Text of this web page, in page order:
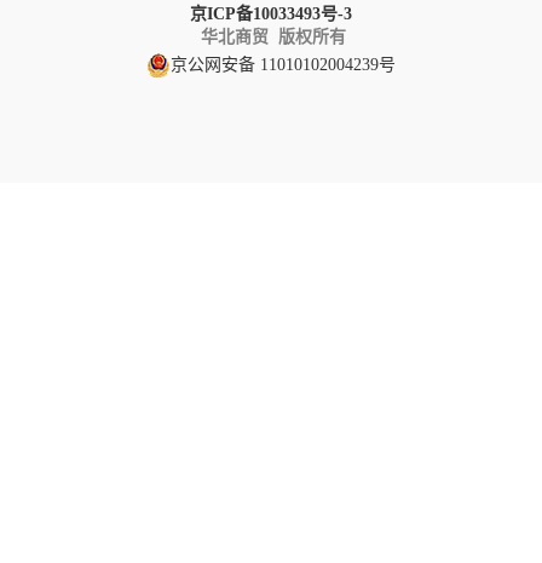
京ICP备10033493号-3
华北商贸 版权所有
京公网安备 11010102004239号